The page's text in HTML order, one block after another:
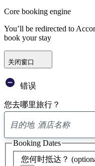
Core booking engine
You’ll be redirected to
book your stay
关闭窗口
错误
您去哪里旅行？
您何时抵达？
Booking Dates